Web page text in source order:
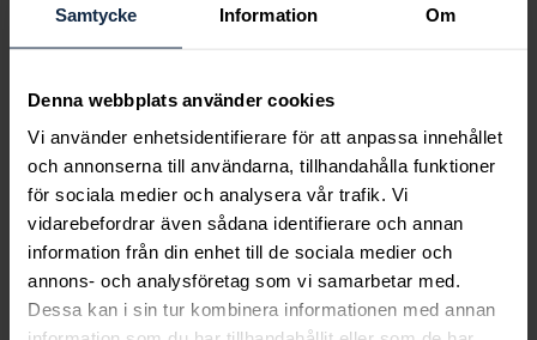
Samtycke Information Om
Denna webbplats använder cookies
Vi använder enhetsidentifierare för att anpassa innehållet
och annonserna till användarna, tillhandahålla funktioner
för sociala medier och analysera vår trafik. Vi
vidarebefordrar även sådana identifierare och annan
information från din enhet till de sociala medier och
annons- och analysföretag som vi samarbetar med.
Dessa kan i sin tur kombinera informationen med annan
Ivory
Pris:349 kr
349 kr
Royal Watch 28 mm
Pris
2 399 kr
2 399 kr